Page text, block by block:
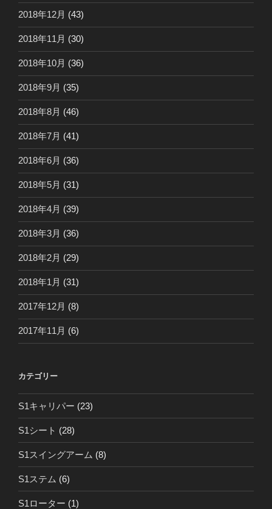
2018年12月 (43)
2018年11月 (30)
2018年10月 (36)
2018年9月 (35)
2018年8月 (46)
2018年7月 (41)
2018年6月 (36)
2018年5月 (31)
2018年4月 (39)
2018年3月 (36)
2018年2月 (29)
2018年1月 (31)
2017年12月 (8)
2017年11月 (6)
カテゴリー
S1キャリパー (23)
S1シート (28)
S1スイングアーム (8)
S1ステム (6)
S1ローター (1)